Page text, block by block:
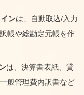
ンは、自動取込/入力
帳や総勘定元帳を作
は、決算書表紙、貸
般管理費内訳書など